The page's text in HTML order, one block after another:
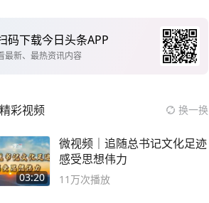
码下载今日头条APP
最新、最热资讯内容
精彩视频 换一换
03:20
微视频｜追随总书记文化足迹
感受思想伟力
11万次播放